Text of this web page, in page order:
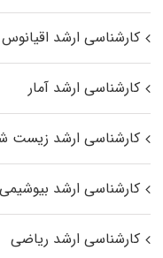
کارشناسی ارشد
کارشناسی ارشد آمار
کارشناسی ارشد زیست
کارشناسی ارشد بیوشیمی
کارشناسی ارشد ریاضی